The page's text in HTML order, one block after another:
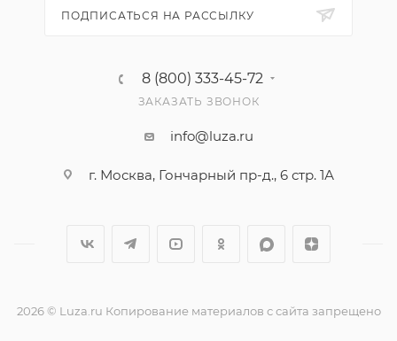
ПОДПИСАТЬСЯ НА РАССЫЛКУ
8 (800) 333-45-72
ЗАКАЗАТЬ ЗВОНОК
info@luza.ru
г. Москва, Гончарный пр-д., 6 стр. 1А
2026 © Luza.ru Копирование материалов с сайта запрещено